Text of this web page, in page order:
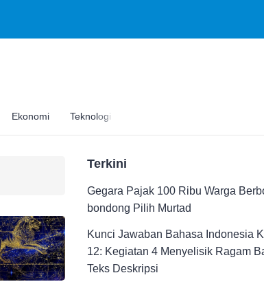
Ekonomi Teknologi
Terkini
Gegara Pajak 100 Ribu Warga
bondong Pilih Murtad
Kunci Jawaban Bahasa Indonesia
12: Kegiatan 4 Menyelisik Ragam
Teks Deskripsi